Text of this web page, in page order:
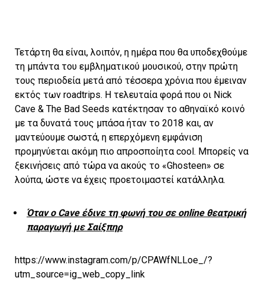
Τετάρτη θα είναι, λοιπόν, η ημέρα που θα υποδεχθούμε
τη μπάντα του εμβληματικού μουσικού, στην πρώτη
τους περιοδεία μετά από τέσσερα χρόνια που έμειναν
εκτός των roadtrips. Η τελευταία φορά που οι Nick
Cave & The Bad Seeds κατέκτησαν το αθηναϊκό κοινό
με τα δυνατά τους μπάσα ήταν το 2018 και, αν
μαντεύουμε σωστά, η επερχόμενη εμφάνιση
προμηνύεται ακόμη πιο απροσποίητα cool. Μπορείς να
ξεκινήσεις από τώρα να ακούς το «Ghosteen» σε
λούπα, ώστε να έχεις προετοιμαστεί κατάλληλα.
Όταν ο Cave έδινε τη φωνή του σε online θεατρική
παραγωγή με Σαίξπηρ
https://www.instagram.com/p/CPAWfNLLoe_/?
utm_source=ig_web_copy_link